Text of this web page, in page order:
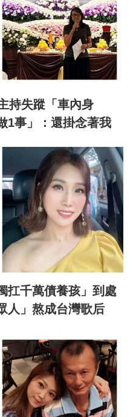
持失蹤「車內身
事」：還掛念著我
扛千萬債養孩」到處
」熬成台灣歌后